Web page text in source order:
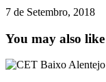
7 de Setembro, 2018
You may also like